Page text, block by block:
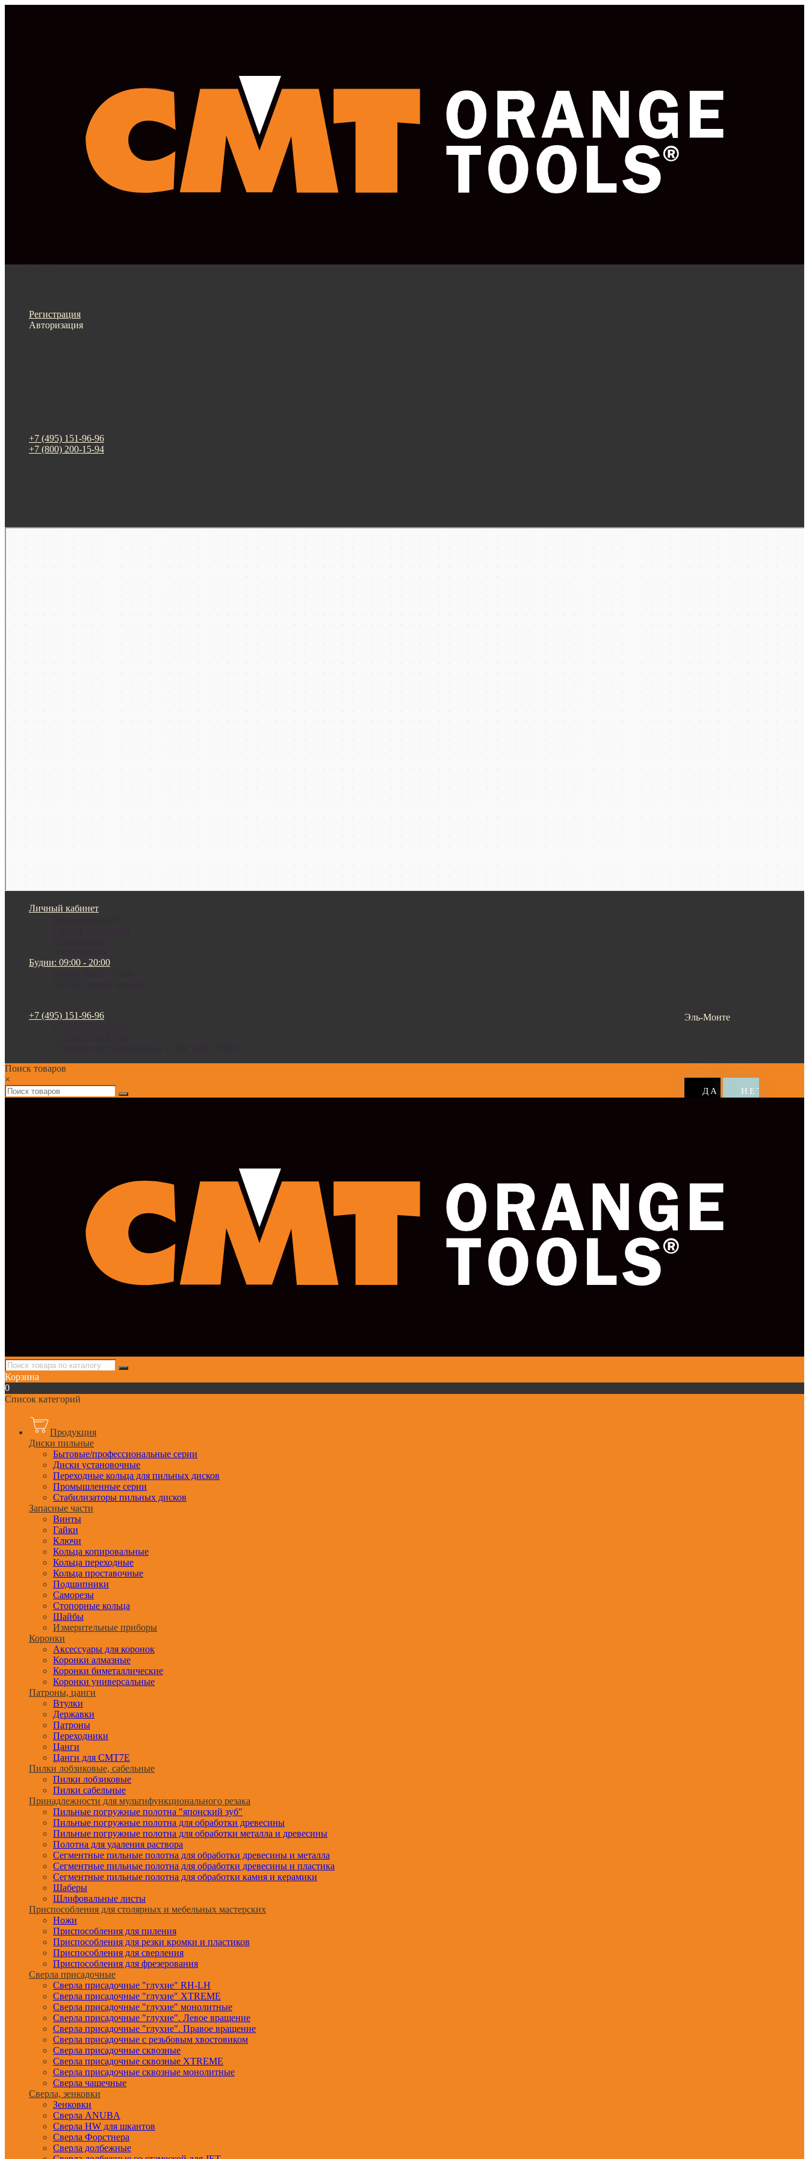
Регистрация
Авторизация
+7 (495) 151-96-96
+7 (800) 200-15-94
Москва
Личный кабинет
Будни: 09:00 - 20:00
Эль-Монте
+7 (495) 151-96-96
Поиск товаров
×
Корзина
0
Список категорий
Продукция
Диски пильные
Бытовые/профессиональные серии
Диски установочные
Переходные кольца для пильных дисков
Промышленные серии
Стабилизаторы пильных дисков
Запасные части
Винты
Гайки
Ключи
Кольца копировальные
Кольца переходные
Кольца проставочные
Подшипники
Саморезы
Стопорные кольца
Шайбы
Измерительные приборы
Коронки
Аксессуары для коронок
Коронки алмазные
Коронки биметаллические
Коронки универсальные
Патроны, цанги
Втулки
Державки
Патроны
Переходники
Цанги
Цанги для CMT7E
Пилки лобзиковые, сабельные
Пилки лобзиковые
Пилки сабельные
Принадлежности для мультифункционального резака
Пильные погружные полотна "японский зуб"
Пильные погружные полотна для обработки древесины
Пильные погружные полотна для обработки металла и древесины
Полотна для удаления раствора
Сегментные пильные полотна для обработки древесины и металла
Сегментные пильные полотна для обработки древесины и пластика
Сегментные пильные полотна для обработки камня и керамики
Шаберы
Шлифовальные листы
Приспособления для столярных и мебельных мастерских
Ножи
Приспособления для пиления
Приспособления для резки кромки и пластиков
Приспособления для сверления
Приспособления для фрезерования
Сверла присадочные
Сверла присадочные "глухие" RH-LH
Сверла присадочные "глухие" XTREME
Сверла присадочные "глухие" монолитные
Сверла присадочные "глухие". Левое вращение
Сверла присадочные "глухие". Правое вращение
Сверла присадочные с резьбовым хвостовиком
Сверла присадочные сквозные
Сверла присадочные сквозные XTREME
Сверла присадочные сквозные монолитные
Сверла чашечные
Сверла, зенковки
Зенковки
Сверла ANUBA
Сверла HW для шкантов
Сверла Форстнера
Сверла долбежные